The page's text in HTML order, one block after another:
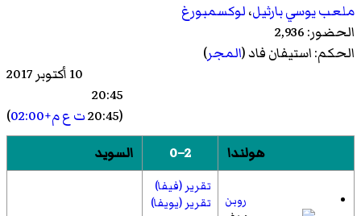
ملعب يوسي بارثيل،لوكسمبورغ
الحضور: 2,936
الحكم:استيفان فاد(المجر)
10 أكتوبر 2017
20:45
(20:45
ت ع م+02:00
)
هولندا
2–0 السويد
روبن
تقرير (فيفا)
تقرير (يويفا)